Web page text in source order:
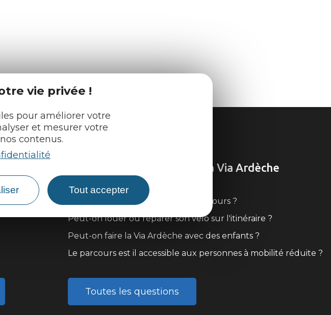
vie privée !
pour améliorer votre
et mesurer votre
contenus.
Tout accepter
Questions fréquentes sur la Via Ardèche
Existe il une carte détaillée du parcours ?
Peut-on louer ou réparer son vélo sur l'itinéraire ?
Peut-on faire la Via Ardèche avec des enfants ?
Le parcours est il accessible aux personnes à mobilité réduite ?
Toutes les questions